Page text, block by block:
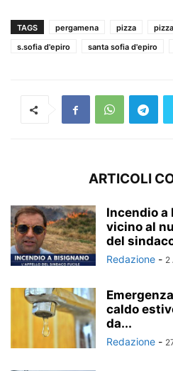
TAGS pergamena pizza
s.sofia d'epiro
santa sofia d'epiro
ARTICOLI
Incendio a
vicino al
del
Redazione - 2
caldo
da...
Redazione -